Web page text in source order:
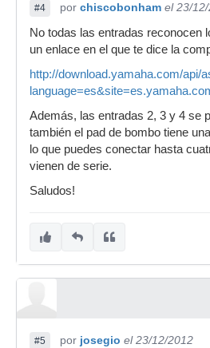
#4 por chiscobonham el 23/
No todas las entradas reconocen
un enlace en el que te dice la
http://download.yamaha.com/api/
Además, las entradas 2, 3 y 4 se
también el pad de bombo tiene
lo que puedes conectar hasta
vienen de serie.
Saludos!
#5 por josegio el 23/12/2012